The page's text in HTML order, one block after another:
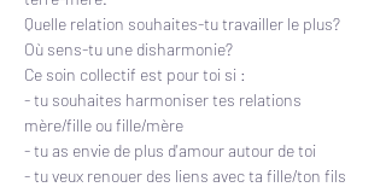
Quelle relation souhaites-tu travailler le plus?
Où sens-tu une disharmonie?
Ce soin collectif est pour toi si :
- tu souhaites harmoniser tes relations
mère/fille ou fille/mère
- tu as envie de plus d'amour autour de toi
- tu veux renouer des liens avec ta fille/ton fils